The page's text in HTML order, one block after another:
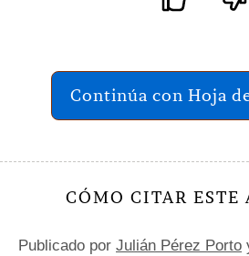
Continúa con Hoja
CÓMO CITAR ESTE
Publicado por Julián Pérez Porto